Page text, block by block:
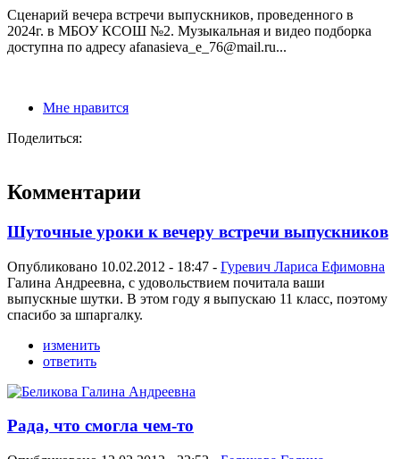
Сценарий вечера встречи выпускников, проведенного в
2024г. в МБОУ КСОШ №2. Музыкальная и видео подборка
доступна по адресу afanasieva_e_76@mail.ru...
Мне нравится
Поделиться:
Комментарии
Шуточные уроки к вечеру встречи выпускников
Опубликовано 10.02.2012 - 18:47 - Гуревич Лариса Ефимовна
Галина Андреевна, с удовольствием почитала ваши
выпускные шутки. В этом году я выпускаю 11 класс, поэтому
спасибо за шпаргалку.
изменить
ответить
Рада, что смогла чем-то